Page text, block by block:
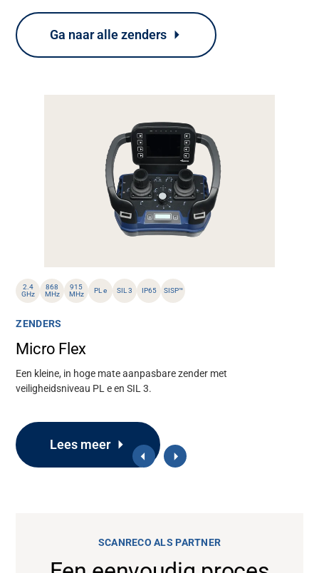
Carrière
Ga naar alle zenders
2.4
GHz
868
MHz
915
MHz
PL e SIL 3 IP65 SISP™
ZENDERS
Micro Flex
Een kleine, in hoge mate aanpasbare zender met
veiligheidsniveau PL e en SIL 3.
Lees meer
SCANRECO ALS PARTNER